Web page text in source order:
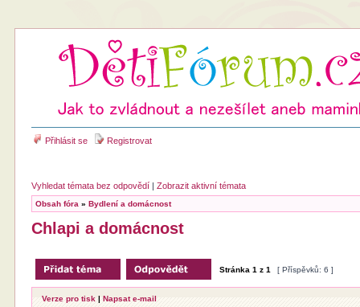
Přihlásit se Registrovat
Vyhledat témata bez odpovědí |Zobrazit aktivní témata
Obsah fóra »Bydlení a domácnost
Chlapi a domácnost
Stránka1 z1 [ Příspěvků: 6 ]
Verze pro tisk |Napsat e-mail